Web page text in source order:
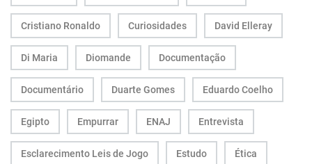
Cristiano Ronaldo Curiosidades David Elleray
Di Maria Diomande Documentação
Documentário Duarte Gomes Eduardo Coelho
Egipto Empurrar ENAJ Entrevista
Esclarecimento Leis de Jogo Estudo Ética